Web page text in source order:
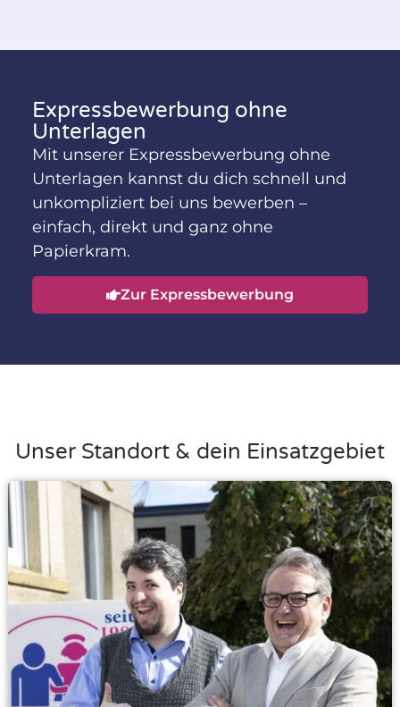
Expressbewerbung ohne
Unterlagen
Mit unserer Expressbewerbung ohne
Unterlagen kannst du dich schnell und
unkompliziert bei uns bewerben –
einfach, direkt und ganz ohne
Papierkram.
Zur Expressbewerbung
Unser Standort & dein Einsatzgebiet